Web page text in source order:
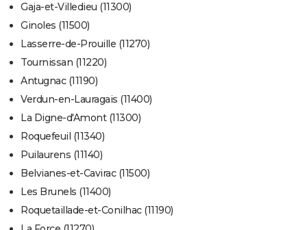
Gaja-et-Villedieu (11300)
Ginoles (11500)
Lasserre-de-Prouille (11270)
Tournissan (11220)
Antugnac (11190)
Verdun-en-Lauragais (11400)
La Digne-d'Amont (11300)
Roquefeuil (11340)
Puilaurens (11140)
Belvianes-et-Cavirac (11500)
Les Brunels (11400)
Roquetaillade-et-Conilhac (11190)